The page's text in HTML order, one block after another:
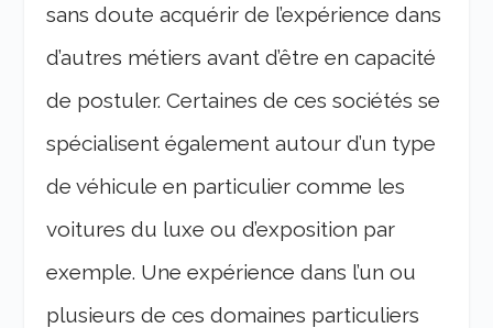
sans doute acquérir de l’expérience dans
d’autres métiers avant d’être en capacité
de postuler. Certaines de ces sociétés se
spécialisent également autour d’un type
de véhicule en particulier comme les
voitures du luxe ou d’exposition par
exemple. Une expérience dans l’un ou
plusieurs de ces domaines particuliers